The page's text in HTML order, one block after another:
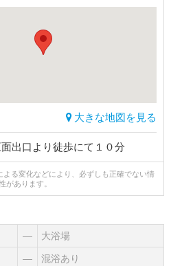
大きな地図を見る
出口より徒歩にて１０分
る変化などにより、必ずしも正確でない情
があります。
― 大浴場
― 混浴あり